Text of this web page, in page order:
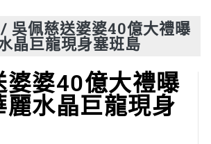
/ 吳佩慈送婆婆40億大禮曝
晶巨龍現身塞班島
婆婆40億大禮曝
水晶巨龍現身